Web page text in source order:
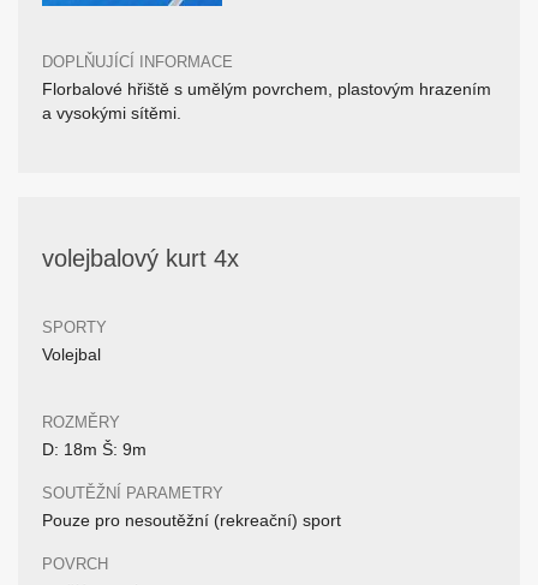
DOPLŇUJÍCÍ INFORMACE
Florbalové hřiště s umělým povrchem, plastovým hrazením
a vysokými sítěmi.
volejbalový kurt 4x
SPORTY
Volejbal
ROZMĚRY
D: 18m Š: 9m
SOUTĚŽNÍ PARAMETRY
Pouze pro nesoutěžní (rekreační) sport
POVRCH